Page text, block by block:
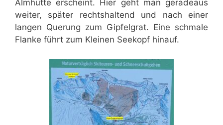
Almhütte erscheint. Hier geht man geradeaus
weiter, später rechtshaltend und nach einer
langen Querung zum Gipfelgrat. Eine schmale
Flanke führt zum Kleinen Seekopf hinauf.